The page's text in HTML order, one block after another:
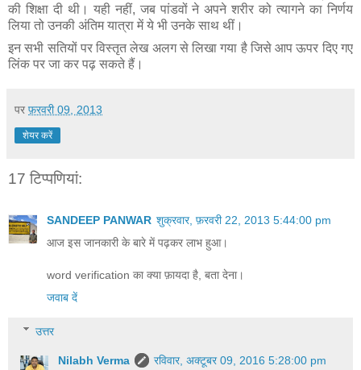
की शिक्षा दी थी। यही नहीं, जब पांडवों ने अपने शरीर को त्यागने का निर्णय
लिया तो उनकी अंतिम यात्रा में ये भी उनके साथ थीं।
इन सभी सतियों पर विस्तृत लेख अलग से लिखा गया है जिसे आप ऊपर दिए गए
लिंक पर जा कर पढ़ सकते हैं।
पर फ़रवरी 09, 2013
शेयर करें
17 टिप्‍पणियां:
SANDEEP PANWAR शुक्रवार, फ़रवरी 22, 2013 5:44:00 pm
आज इस जानकारी के बारे में पढ़कर लाभ हुआ।
word verification का क्या फ़ायदा है, बता देना।
जवाब दें
उत्तर
Nilabh Verma
रविवार, अक्टूबर 09, 2016 5:28:00 pm